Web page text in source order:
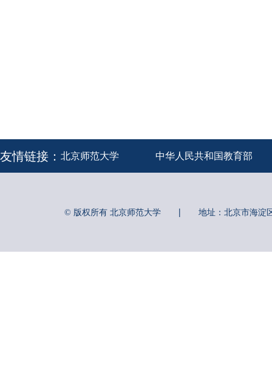
友情链接： 北京师范大学 中华人民共和国教育部
© 版权所有 北京师范大学 | 地址：北京市海